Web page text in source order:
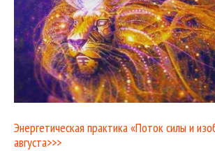
Энергетическая практика «Поток силы и
августа>>>